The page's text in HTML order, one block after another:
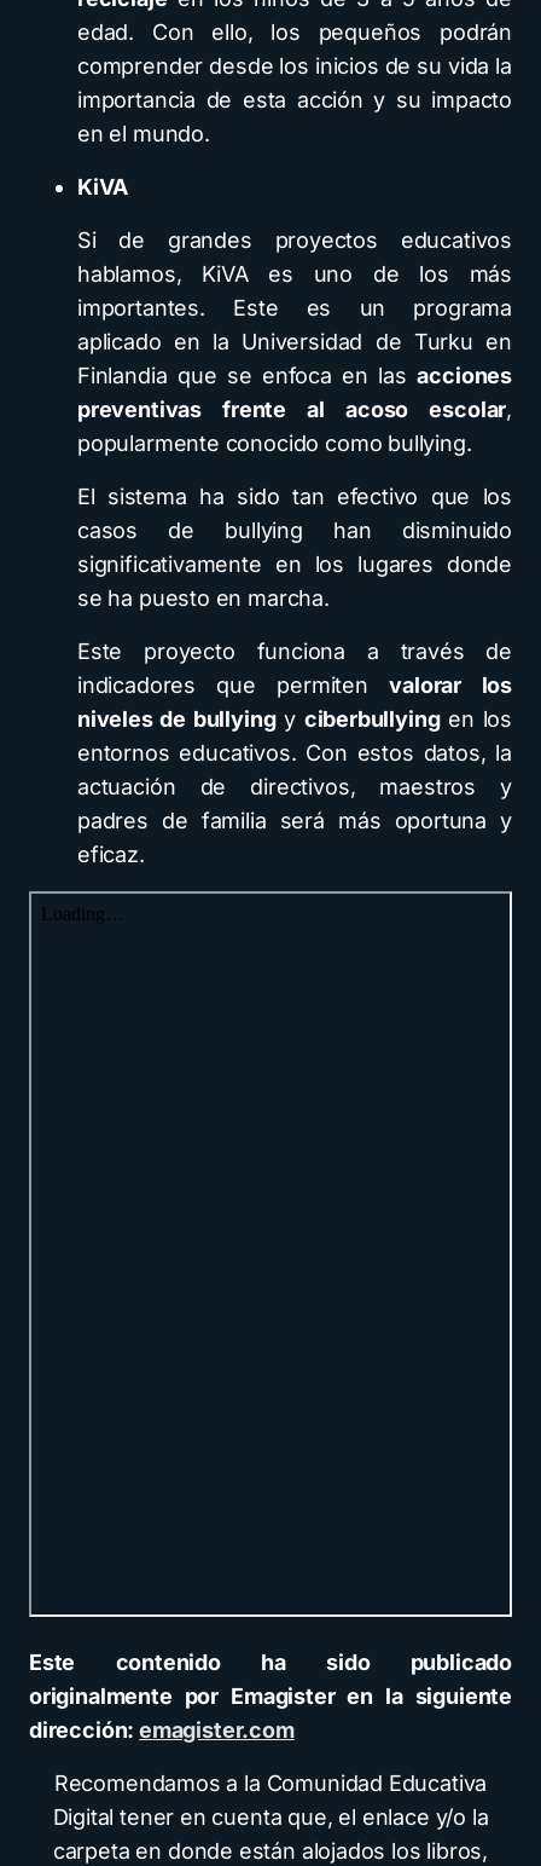
edad. Con ello, los pequeños podrán
comprender desde los inicios de su vida la
importancia de esta acción y su impacto
en el mundo.
KiVA
Si de grandes proyectos educativos
hablamos, KiVA es uno de los más
importantes. Este es un programa
aplicado en la Universidad de Turku en
Finlandia que se enfoca en lasacciones
preventivas frente al acoso escolar,
popularmente conocido como bullying.
El sistema ha sido tan efectivo que los
casos de bullying han disminuido
significativamente en los lugares donde
se ha puesto en marcha.
Este proyecto funciona a través de
indicadores que permitenvalorar los
niveles de bullyingy ciberbullyingen los
entornos educativos. Con estos datos, la
actuación de directivos, maestros y
padres de familia será más oportuna y
eficaz.
Este contenido ha sido publicado
originalmente por Emagister en la siguiente
dirección:emagister.com
Recomendamos a la Comunidad Educativa
Digital tener en cuenta que, el enlace y/o la
carpeta en donde están alojados los libros,